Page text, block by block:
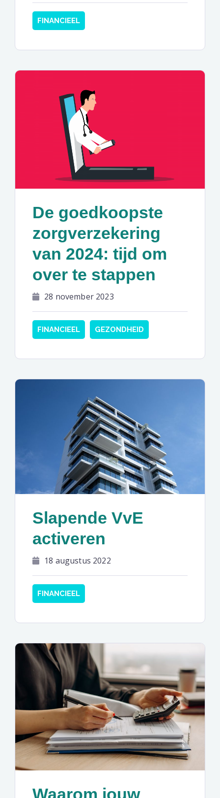
FINANCIEEL
De goedkoopste
zorgverzekering
van 2024: tijd om
over te stappen
28 november 2023
FINANCIEEL GEZONDHEID
Slapende VvE
activeren
18 augustus 2022
FINANCIEEL
Waarom jouw